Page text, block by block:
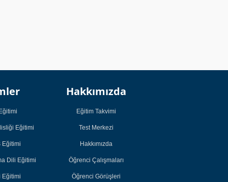
Eğitimi
Eğitimi
Dili Eğitimi
Eğitimi
Hakkımızda
Eğitim Takvimi
Test Merkezi
Hakkımızda
Öğrenci Çalışmaları
Öğrenci Görüşleri